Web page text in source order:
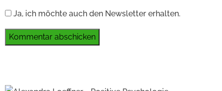
Ja, ich möchte auch den Newsletter erhalten.
Kommentar abschicken